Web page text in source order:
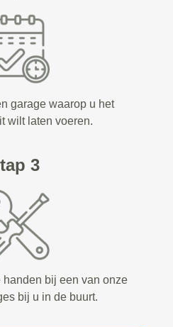
garage waarop u het
wilt laten voeren.
3
bij een van onze
bij u in de buurt.